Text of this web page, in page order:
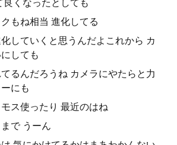
くなったとしても
もね相当 進化してる
していくと思うんだよこれから カ
しても
るんだろうね カメラにやたらと力
にも
ス使ったり 最近のはね
で うーん